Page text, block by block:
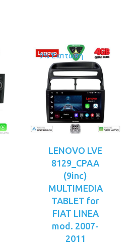
9% Έκπτωση
LENOVO LVE
8129_CPAA
(9inc)
MULTIMEDIA
TABLET for
FIAT LINEA
mod. 2007-
2011